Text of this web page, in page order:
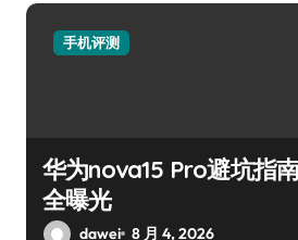
手机评测
华为nova15 Pro避坑指
全曝光
dawei 8 月 4, 2026